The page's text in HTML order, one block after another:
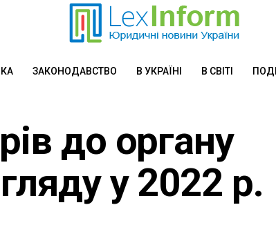
ЗАКОНОДАВСТВО В УКРАЇНІ В СВІТІ ПОДІЇ
до органу
у 2022 р.